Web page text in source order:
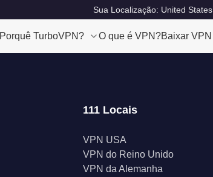
Sua Localização: United States
Porquê TurboVPN? O que é VPN?Baixar VPN
111 Locais
VPN USA
VPN do Reino Unido
VPN da Alemanha